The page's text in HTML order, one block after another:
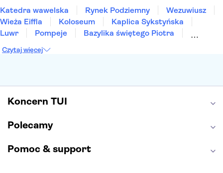
Katedra wawelska Rynek Podziemny
Wezuwiusz
Wieża Eiffla
Koloseum
Kaplica Sykstyńska
Luwr
Pompeje
Bazylika świętego Piotra
Etna
Wawel
Czytaj więcej
Koncern TUI
Polecamy
Pomoc & support